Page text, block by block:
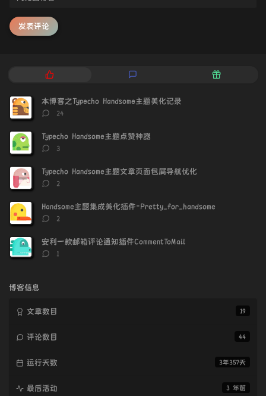
发表评论
热
文
章
评
随
本博客之Typecho Handsome主题美化记录
评
数：
24
Typecho Handsome主题点赞神器
评
数：
3
Typecho Handsome主题文章页面包屑导航优化
评
数：
2
Handsome主题集成美化插件-Pretty_for_handsome
评
数：
2
安利一款邮箱评论通知插件CommentToMail
评1
博客信息
19
文章数目
44
评论数目
3年357天
运行天数
3 年前
最后活动